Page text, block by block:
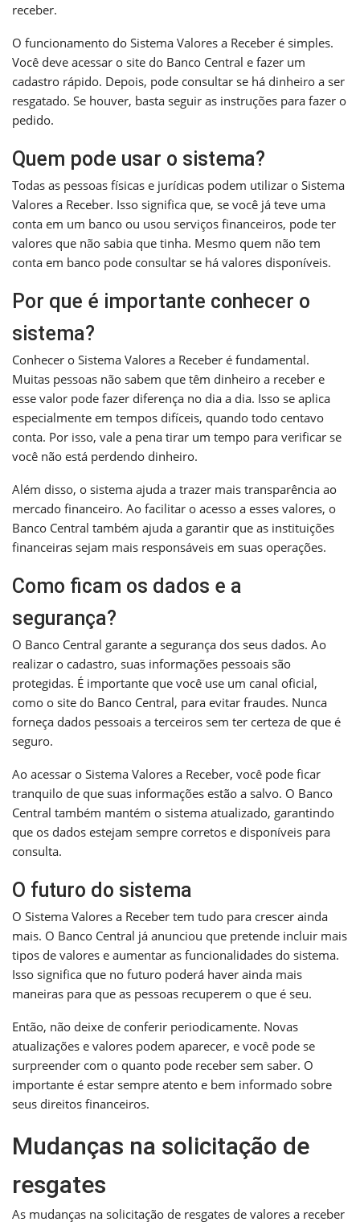
receber.
O funcionamento do Sistema Valores a Receber é simples.
Você deve acessar o site do Banco Central e fazer um
cadastro rápido. Depois, pode consultar se há dinheiro a ser
resgatado. Se houver, basta seguir as instruções para fazer o
pedido.
Quem pode usar o sistema?
Todas as pessoas físicas e jurídicas podem utilizar o Sistema
Valores a Receber. Isso significa que, se você já teve uma
conta em um banco ou usou serviços financeiros, pode ter
valores que não sabia que tinha. Mesmo quem não tem
conta em banco pode consultar se há valores disponíveis.
Por que é importante conhecer o
sistema?
Conhecer o Sistema Valores a Receber é fundamental.
Muitas pessoas não sabem que têm dinheiro a receber e
esse valor pode fazer diferença no dia a dia. Isso se aplica
especialmente em tempos difíceis, quando todo centavo
conta. Por isso, vale a pena tirar um tempo para verificar se
você não está perdendo dinheiro.
Além disso, o sistema ajuda a trazer mais transparência ao
mercado financeiro. Ao facilitar o acesso a esses valores, o
Banco Central também ajuda a garantir que as instituições
financeiras sejam mais responsáveis em suas operações.
Como ficam os dados e a
segurança?
O Banco Central garante a segurança dos seus dados. Ao
realizar o cadastro, suas informações pessoais são
protegidas. É importante que você use um canal oficial,
como o site do Banco Central, para evitar fraudes. Nunca
forneça dados pessoais a terceiros sem ter certeza de que é
seguro.
Ao acessar o Sistema Valores a Receber, você pode ficar
tranquilo de que suas informações estão a salvo. O Banco
Central também mantém o sistema atualizado, garantindo
que os dados estejam sempre corretos e disponíveis para
consulta.
O futuro do sistema
O Sistema Valores a Receber tem tudo para crescer ainda
mais. O Banco Central já anunciou que pretende incluir mais
tipos de valores e aumentar as funcionalidades do sistema.
Isso significa que no futuro poderá haver ainda mais
maneiras para que as pessoas recuperem o que é seu.
Então, não deixe de conferir periodicamente. Novas
atualizações e valores podem aparecer, e você pode se
surpreender com o quanto pode receber sem saber. O
importante é estar sempre atento e bem informado sobre
seus direitos financeiros.
Mudanças na solicitação de
resgates
As mudanças na solicitação de resgates de valores a receber